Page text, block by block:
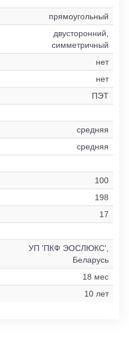
прямоугольный
двусторонний,
симметричный
нет
нет
ПЭТ
средняя
средняя
100
198
17
УП 'ПКФ ЭОСЛЮКС',
Беларусь
18 мес
10 лет